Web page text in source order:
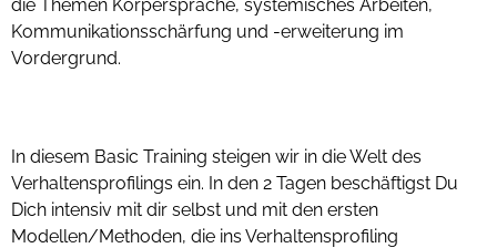
die Themen Körpersprache, systemisches Arbeiten,
Kommunikationsschärfung und -erweiterung im
Vordergrund.
In diesem Basic Training steigen wir in die Welt des
Verhaltensprofilings ein. In den 2 Tagen beschäftigst Du
Dich intensiv mit dir selbst und mit den ersten
Modellen/Methoden, die ins Verhaltensprofiling